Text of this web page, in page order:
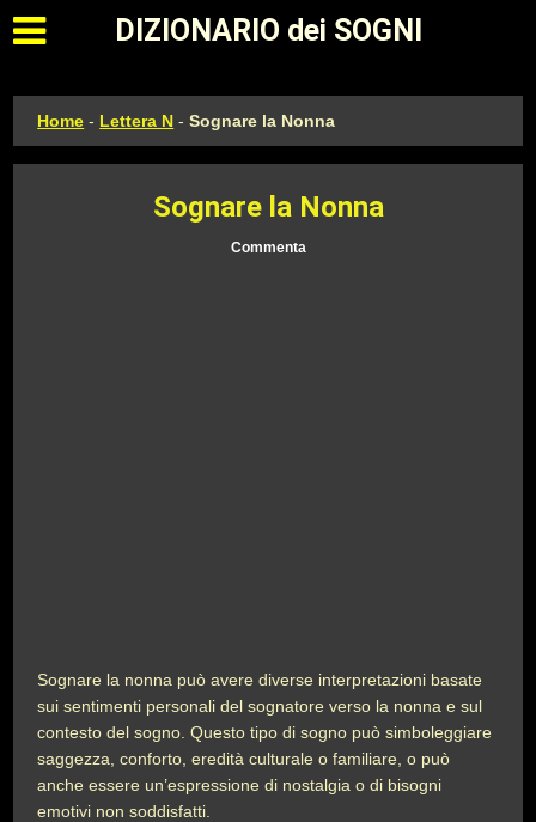
Apri il menu principale
DIZIONARIO dei SOGNI
Home - Lettera N -Sognare la Nonna
Sognare la Nonna
Commenta
Sognare la nonna può avere diverse interpretazioni basate
sui sentimenti personali del sognatore verso la nonna e sul
contesto del sogno. Questo tipo di sogno può simboleggiare
saggezza, conforto, eredità culturale o familiare, o può
anche essere un’espressione di nostalgia o di bisogni
emotivi non soddisfatti.